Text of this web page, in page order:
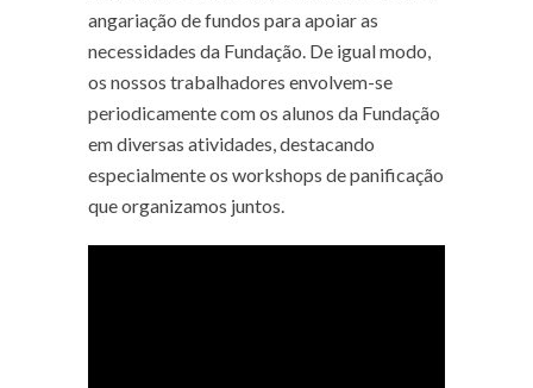
angariação de fundos para apoiar as
necessidades da Fundação. De igual modo,
os nossos trabalhadores envolvem-se
periodicamente com os alunos da Fundação
em diversas atividades, destacando
especialmente os workshops de panificação
que organizamos juntos.